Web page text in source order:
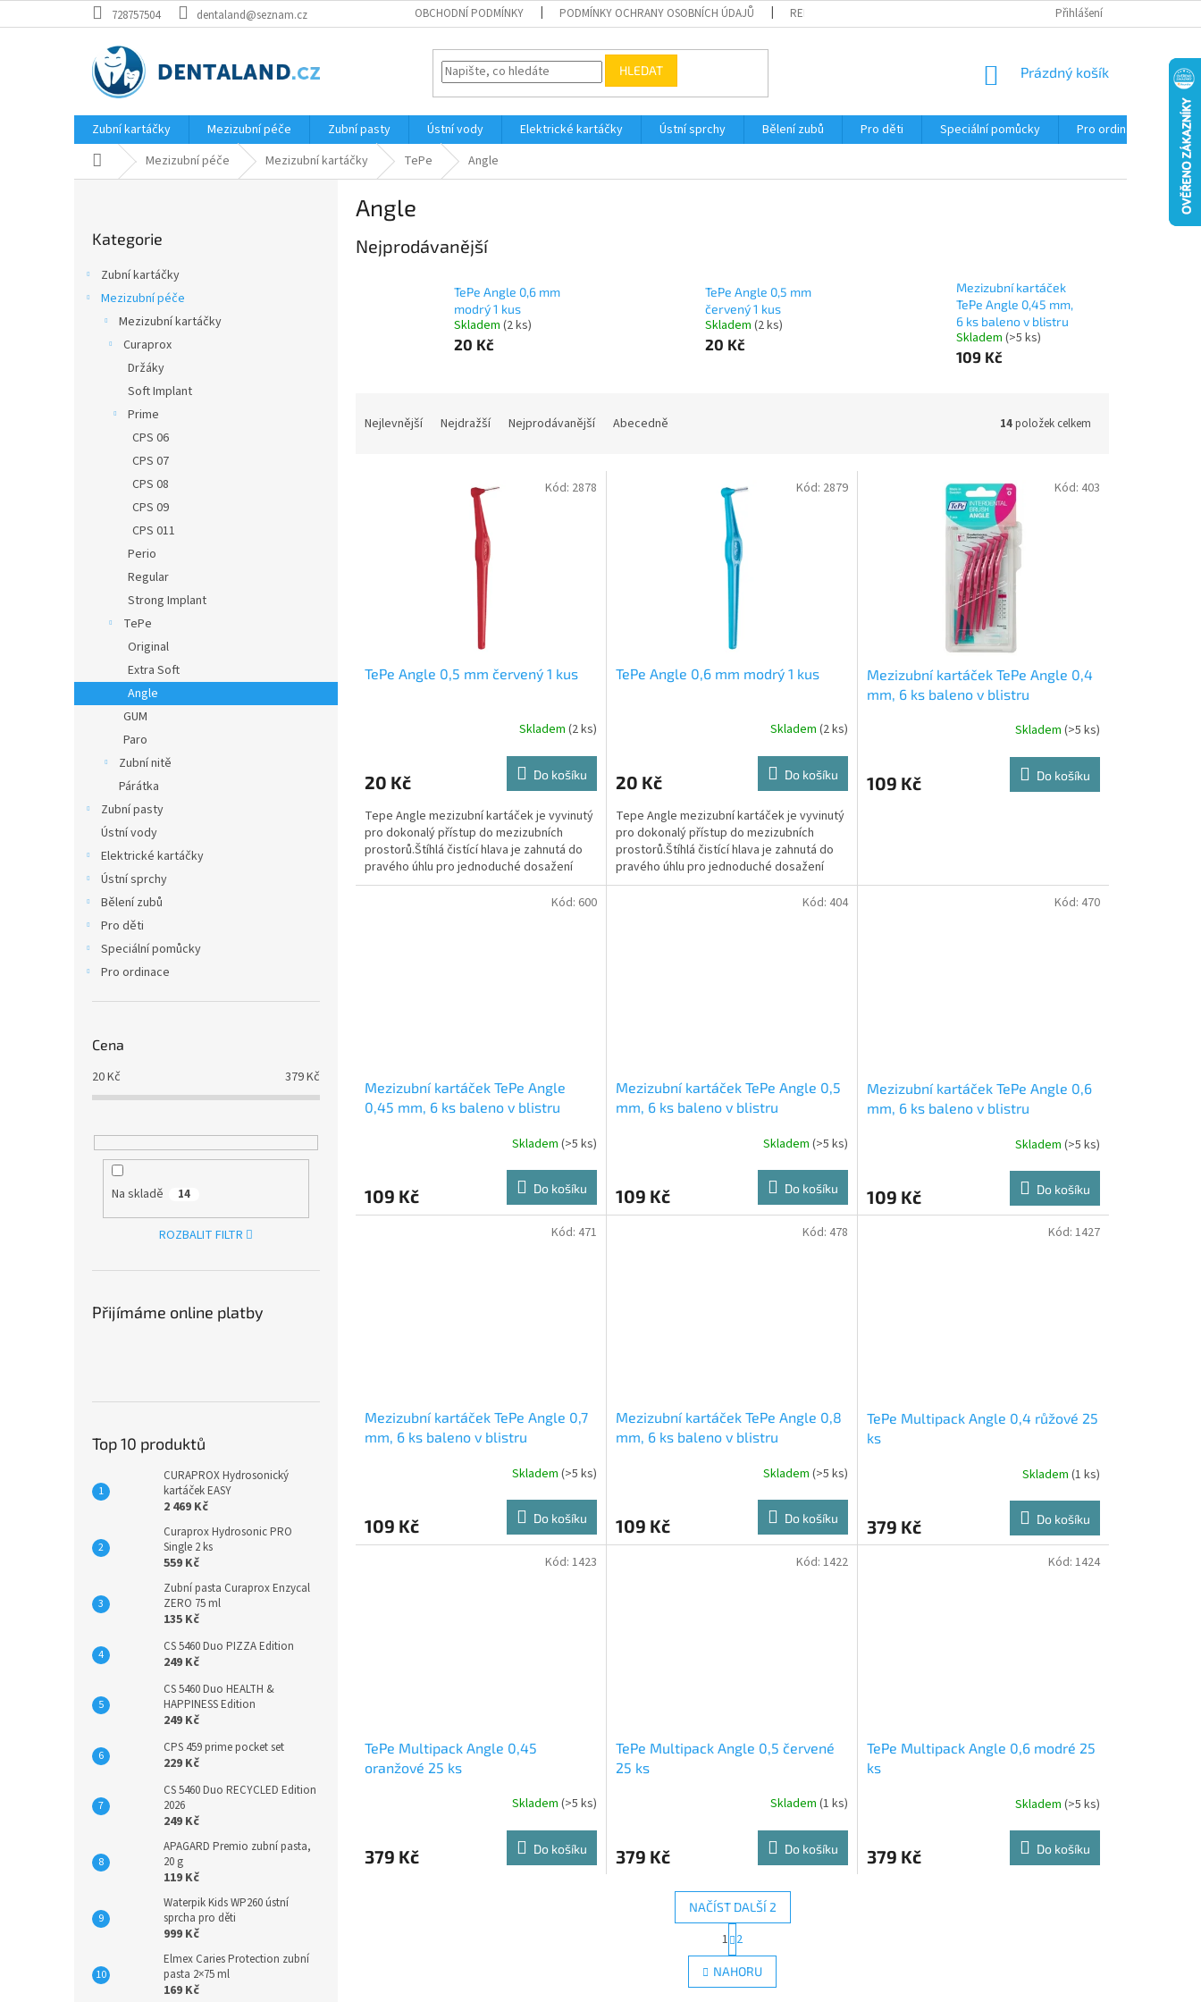
na
728757504 dentaland@seznam.cz OBCHODNÍ PODMÍNKY PODMÍNKY OCHRANY OSOBNÍCH ÚDAJŮ REKLAMACE Přihlášení
HLEDAT
NÁKUPNÍ
Prázdný košík
Zubní kartáčky Mezizubní péče Zubní pasty Ústní vody Elektrické kartáčky Ústní sprchy Bělení zubů Pro děti Speciální pomůcky Pro ordinace
Domů Mezizubní péče Mezizubní kartáčky TePe Angle
kategorie
Kategorie
Zubní kartáčky
Mezizubní péče
Mezizubní kartáčky
Curaprox
Držáky
Soft Implant
Prime
CPS 06
CPS 07
CPS 08
CPS 09
CPS 011
Perio
Regular
Strong Implant
TePe
Original
Extra Soft
Angle
GUM
Paro
Zubní nitě
Párátka
Zubní pasty
Ústní vody
Elektrické kartáčky
Ústní sprchy
Bělení zubů
Pro děti
Speciální pomůcky
Pro ordinace
Cena
20Kč 379Kč
Na skladě 14
ROZBALIT FILTR
Přijímáme online platby
Top 10 produktů
CURAPROX Hydrosonický
kartáček EASY
2 469 Kč
Curaprox Hydrosonic PRO
Single 2 ks
559 Kč
Zubní pasta Curaprox Enzycal
ZERO 75 ml
135 Kč
CS 5460 Duo PIZZA Edition
249 Kč
CS 5460 Duo HEALTH &
HAPPINESS Edition
249 Kč
CPS 459 prime pocket set
229 Kč
CS 5460 Duo RECYCLED Edition
2026
249 Kč
APAGARD Premio zubní pasta,
20 g
119 Kč
Waterpik Kids WP260 ústní
sprcha pro děti
999 Kč
Elmex Caries Protection zubní
pasta 2×75 ml
169 Kč
Angle
Nejprodávanější
TePe Angle 0,6 mm
modrý 1 kus
Skladem (2 ks)
20 Kč
TePe Angle 0,5 mm
červený 1 kus
Skladem (2 ks)
20 Kč
Mezizubní kartáček
TePe Angle 0,45 mm,
6 ks baleno v blistru
Skladem (>5 ks)
109 Kč
Nejlevnější Nejdražší Nejprodávanější Abecedně 14položek celkem
TePe Angle 0,5 mm červený 1 kus
Skladem (2 ks)
20 Kč Do košíku
Tepe Angle mezizubní kartáček je vyvinutý
pro dokonalý přístup do mezizubních
prostorů.Štíhlá čistící hlava je zahnutá do
pravého úhlu pro jednoduché dosažení
zejména zadních...
Kód: 2878
TePe Angle 0,6 mm modrý 1 kus
Skladem (2 ks)
20 Kč Do košíku
Tepe Angle mezizubní kartáček je vyvinutý
pro dokonalý přístup do mezizubních
prostorů.Štíhlá čistící hlava je zahnutá do
pravého úhlu pro jednoduché dosažení
zejména zadních...
Kód: 2879
Mezizubní kartáček TePe Angle 0,4
mm, 6 ks baleno v blistru
Skladem (>5 ks)
109 Kč Do košíku
Kód: 403
Mezizubní kartáček TePe Angle
0,45 mm, 6 ks baleno v blistru
Skladem (>5 ks)
109 Kč Do košíku
Kód: 600
Mezizubní kartáček TePe Angle 0,5
mm, 6 ks baleno v blistru
Skladem (>5 ks)
109 Kč Do košíku
Kód: 404
Mezizubní kartáček TePe Angle 0,6
mm, 6 ks baleno v blistru
Skladem (>5 ks)
109 Kč Do košíku
Kód: 470
Mezizubní kartáček TePe Angle 0,7
mm, 6 ks baleno v blistru
Skladem (>5 ks)
109 Kč Do košíku
Kód: 471
Mezizubní kartáček TePe Angle 0,8
mm, 6 ks baleno v blistru
Skladem (>5 ks)
109 Kč Do košíku
Kód: 478
TePe Multipack Angle 0,4 růžové 25
ks
Skladem (1 ks)
379 Kč Do košíku
Kód: 1427
TePe Multipack Angle 0,45
oranžové 25 ks
Skladem (>5 ks)
379 Kč Do košíku
Kód: 1423
TePe Multipack Angle 0,5 červené
25 ks
Skladem (1 ks)
379 Kč Do košíku
Kód: 1422
TePe Multipack Angle 0,6 modré 25
ks
Skladem (>5 ks)
379 Kč Do košíku
Kód: 1424
O
v
l
NAČÍST DALŠÍ 2
t
r
á
n
1 2
NAHORU